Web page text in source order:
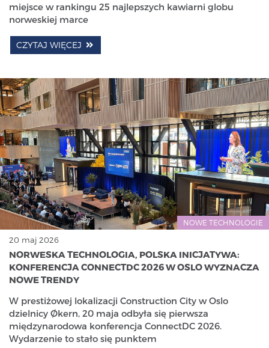
miejsce w rankingu 25 najlepszych kawiarni globu
norweskiej marce
CZYTAJ WIĘCEJ
NOWE TECHNOLOGIE
20 maj 2026
NORWESKA TECHNOLOGIA, POLSKA INICJATYWA:
KONFERENCJA CONNECTDC 2026 W OSLO WYZNACZA
NOWE TRENDY
W prestiżowej lokalizacji Construction City w Oslo
dzielnicy Økern, 20 maja odbyła się pierwsza
międzynarodowa konferencja ConnectDC 2026.
Wydarzenie to stało się punktem